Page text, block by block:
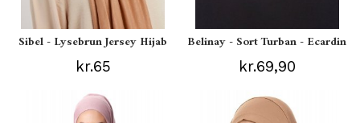
Sibel - Lysebrun Jersey Hijab
kr.65
Belinay - Sort Turban - Ecardin
kr.69,90